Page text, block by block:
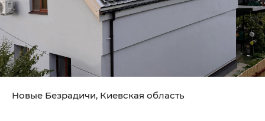
Новые Безрадичи, Киевская область